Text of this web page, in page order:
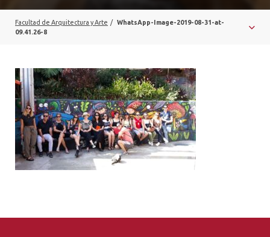
MAGÍSTER
VINCULACIÓN CON EL MEDIO
ALUMNI
PLATAFORMA VUT
Facultad de Arquitectura y Arte / WhatsApp-Image-2019-08-31-at-
09.41.26-8